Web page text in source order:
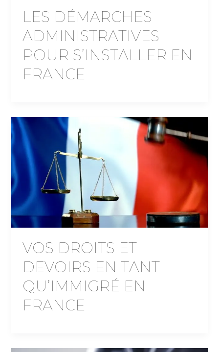
LES DÉMARCHES
ADMINISTRATIVES
POUR S’INSTALLER EN
FRANCE
VOS DROITS ET
DEVOIRS EN TANT
QU’IMMIGRÉ EN
FRANCE